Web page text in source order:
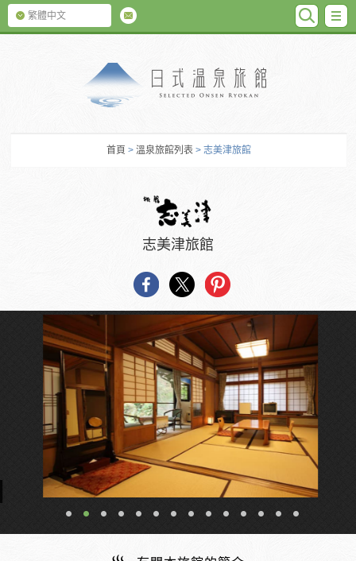
繁體中文
首頁 > 溫泉旅館列表 > 志美津旅館
志美津旅館